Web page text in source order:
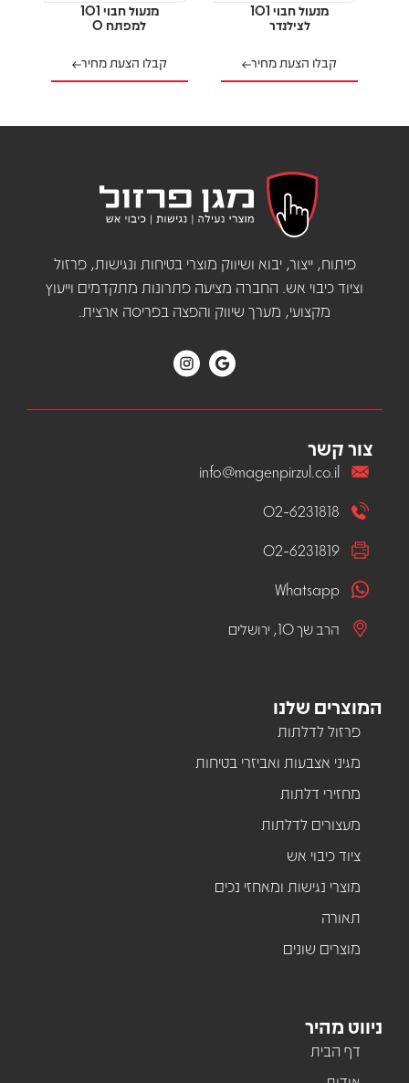
מנעול חבוי 101
לצילנדר
קבלו הצעת מחיר
מנעול חבוי 101
למפתח 0
קבלו הצעת מחיר
פיתוח, ייצור, יבוא ושיווק מוצרי בטיחות ונגישות, פרזול
וציוד כיבוי אש. החברה מציעה פתרונות מתקדמים וייעוץ
מקצועי, מערך שיווק והפצה בפריסה ארצית.
ניווט מהיר
דף הבית
המוצרים שלנו
פרזול לדלתות
מגיני אצבעות ואביזרי בטיחות
מחזירי דלתות
מעצורים לדלתות
ציוד כיבוי אש
מוצרי נגישות ומאחזי נכים
תאורה
מוצרים שונים
צור קשר
info@magenpirzul.co.il
02-6231818
02-6231819
Whatsapp
הרב שך 10, ירושלים